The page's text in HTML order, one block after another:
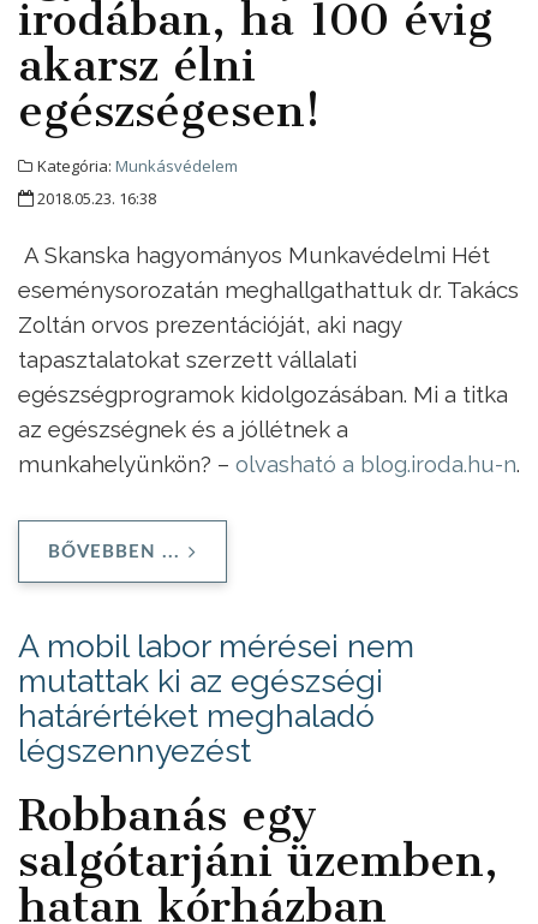
irodában, ha 100 évig
akarsz élni
egészségesen!
Kategória: Munkásvédelem
2018.05.23. 16:38
A Skanska hagyományos Munkavédelmi Hét
eseménysorozatán meghallgathattuk dr. Takács
Zoltán orvos prezentációját, aki nagy
tapasztalatokat szerzett vállalati
egészségprogramok kidolgozásában. Mi a titka
az egészségnek és a jóllétnek a
munkahelyünkön? – olvasható a blog.iroda.hu-n.
BŐVEBBEN ...
A mobil labor mérései nem
mutattak ki az egészségi
határértéket meghaladó
légszennyezést
Robbanás egy
salgótarjáni üzemben,
hatan kórházban